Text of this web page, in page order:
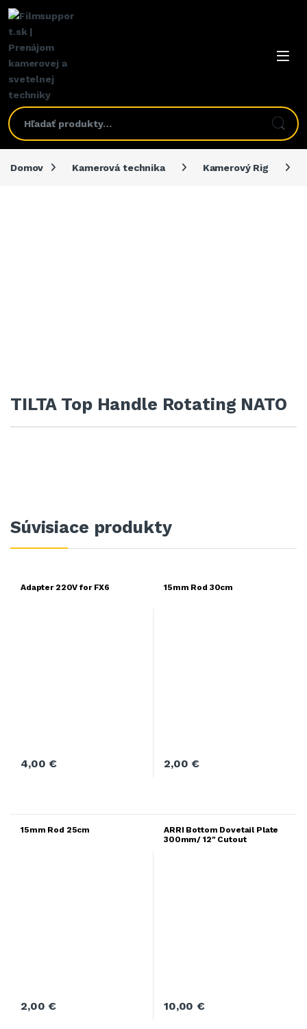
Domov Kamerová technika Kamerový Rig
TILTA Top Handle Rotating NATO
Súvisiace produkty
Adapter 220V for FX6
4,00€
15mm Rod 30cm
2,00€
15mm Rod 25cm
2,00€
ARRI Bottom Dovetail Plate
300mm/ 12″ Cutout
10,00€